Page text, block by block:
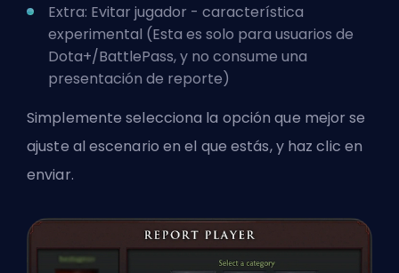
Extra: Evitar jugador - característica
experimental (Esta es solo para usuarios de
Dota+/BattlePass, y no consume una
presentación de reporte)
Simplemente selecciona la opción que mejor se
ajuste al escenario en el que estás, y haz clic en
enviar.